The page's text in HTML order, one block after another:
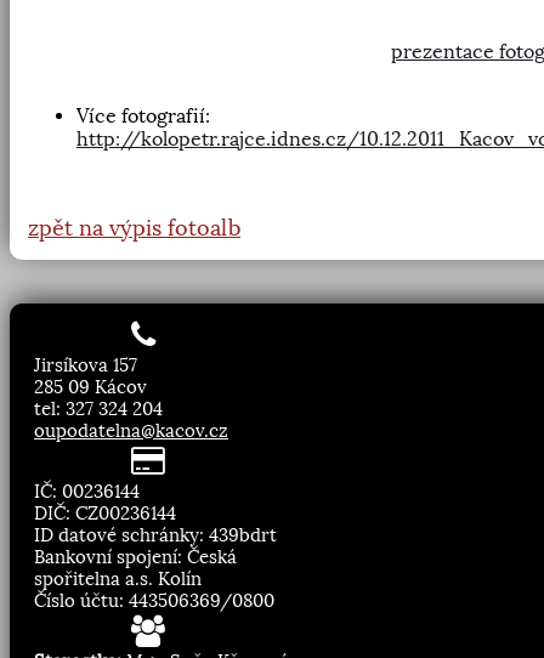
prezentace
Více fotografií:
http://kolopetr.rajce.idnes.cz/
zpět na výpis fotoalb
Jirsíkova 157
285 09 Kácov
tel: 327 324 204
oupodatelna@kacov.cz
IČ: 00236144
DIČ: CZ00236144
ID datové schránky: 439bdrt
Bankovní spojení: Česká
spořitelna a.s. Kolín
Číslo účtu: 443506369/0800